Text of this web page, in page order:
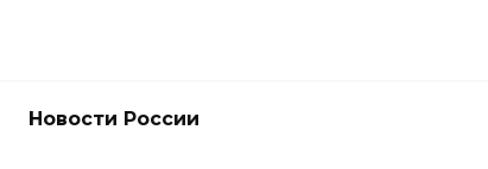
Новости России